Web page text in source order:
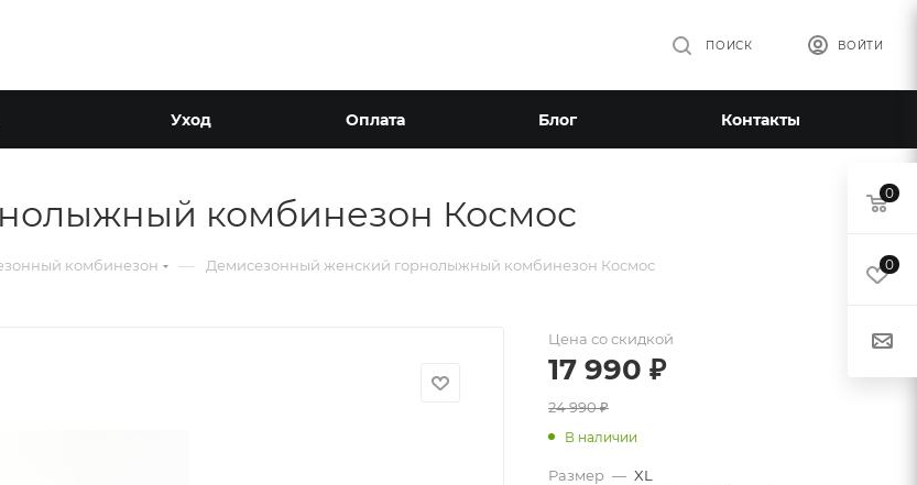
ВОЙТИ
ПОИСК
Уход Оплата Блог Контакты
комбинезон Космос
комбинезон — Демисезонный женский горнолыжный комбинезон Космос
Цена со скидкой
17 990 ₽
24 990₽
В наличии
Размер — XL
0
0